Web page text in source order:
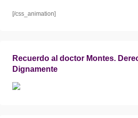
[/css_animation]
Recuerdo al doctor Montes.
Dignamente